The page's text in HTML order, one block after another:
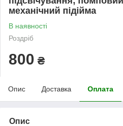
механічний підійма
В наявності
Роздріб
800 ₴
Опис Доставка Оплата
Опис